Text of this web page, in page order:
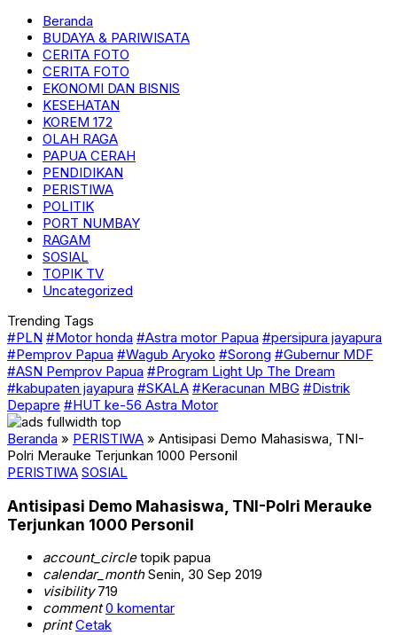
Beranda
BUDAYA & PARIWISATA
CERITA FOTO
CERITA FOTO
EKONOMI DAN BISNIS
KESEHATAN
KOREM 172
OLAH RAGA
PAPUA CERAH
PENDIDIKAN
PERISTIWA
POLITIK
PORT NUMBAY
RAGAM
SOSIAL
TOPIK TV
Uncategorized
Trending Tags
#PLN #Motor honda #Astra motor Papua #persipura jayapura
#Pemprov Papua #Wagub Aryoko #Sorong #Gubernur MDF
#ASN Pemprov Papua #Program Light Up The Dream
#kabupaten jayapura #SKALA #Keracunan MBG #Distrik
Depapre #HUT ke-56 Astra Motor
Beranda » PERISTIWA » Antisipasi Demo Mahasiswa, TNI-
Polri Merauke Terjunkan 1000 Personil
PERISTIWA SOSIAL
Antisipasi Demo Mahasiswa, TNI-Polri Merauke
Terjunkan 1000 Personil
account_circletopik papua
calendar_monthSenin, 30 Sep 2019
visibility719
comment 0 komentar
print Cetak